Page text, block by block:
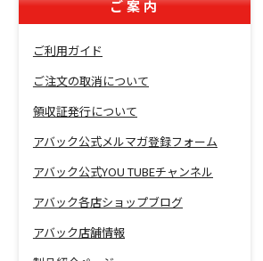
ご案内
ご利用ガイド
ご注文の取消について
領収証発行について
アバック公式メルマガ登録フォーム
アバック公式YOU TUBEチャンネル
アバック各店ショップブログ
アバック店舗情報